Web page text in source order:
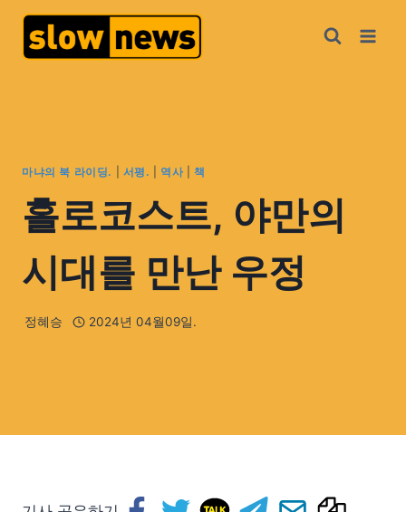
마냐의 북 라이딩. 서평. 역사|책
홀로코스트, 야만의
시대를 만난 우정
정혜승 2024년 04월09일.